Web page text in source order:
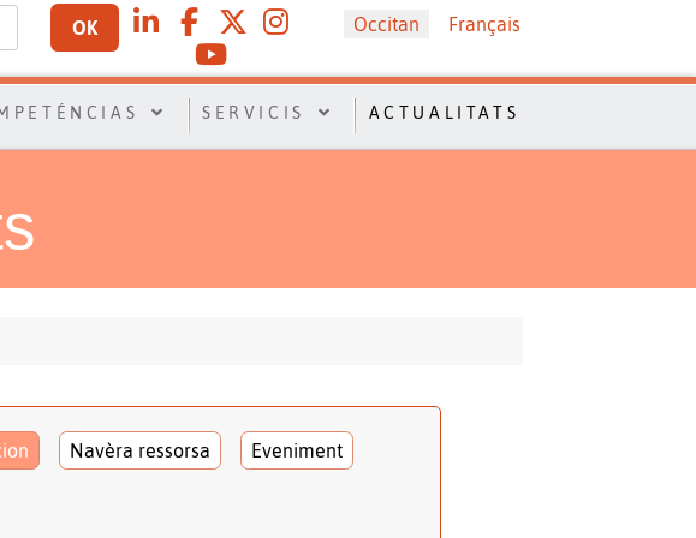
OK Sélectionnez votre langue
Occitan Français
SERVICIS ACTUALITATS
Navèra ressorsa Eveniment